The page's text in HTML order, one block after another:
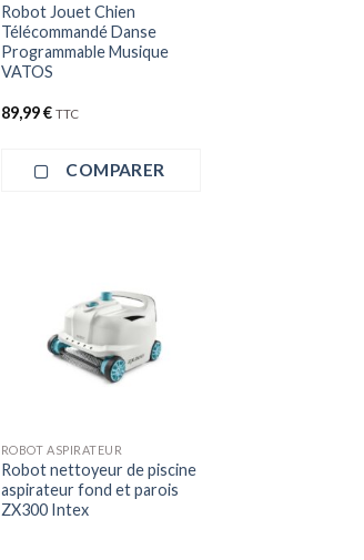
Robot Jouet Chien
Télécommandé Danse
Programmable Musique
VATOS
89,99€ TTC
COMPARER
ROBOT ASPIRATEUR
Robot nettoyeur de piscine
aspirateur fond et parois
ZX300 Intex